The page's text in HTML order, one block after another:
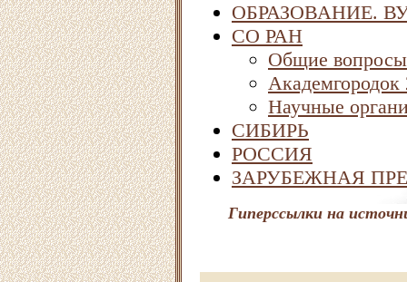
ОБРАЗОВАНИЕ.
СО РАН
Общие вопросы
Научные
СИБИРЬ
РОССИЯ
ЗАРУБЕЖНАЯ
Гиперссылки на